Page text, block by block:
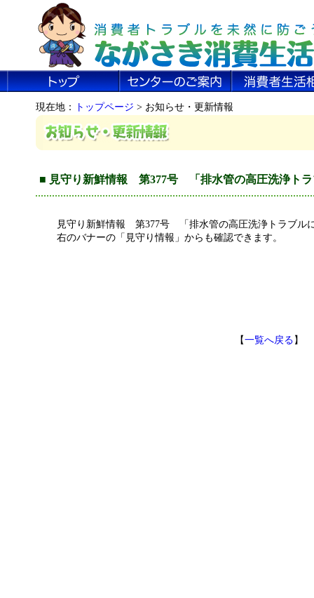
現在地： トップページ > お知らせ・更新情報
■ 見守り新鮮情報 第377号 「排水管の高圧洗浄トラ
見守り新鮮情報 第377号 「排水管の高圧洗浄トラブル
右のバナーの「見守り情報」からも確認できます。
【一覧へ戻る 】